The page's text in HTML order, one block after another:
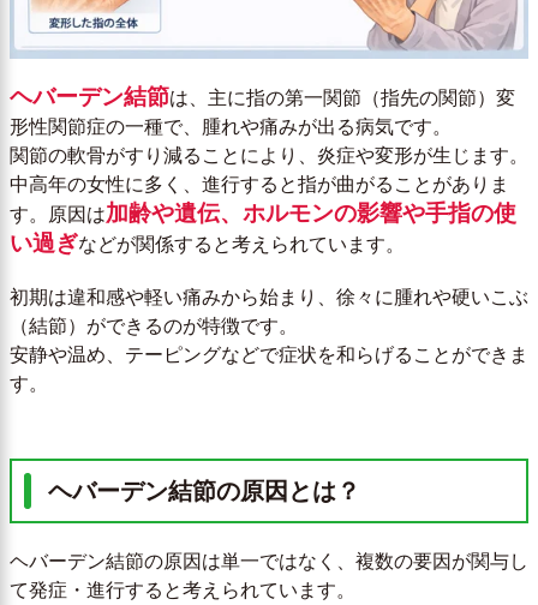
ヘバーデン結節は、主に指の第一関節（指先の関節）変
形性関節症の一種で、腫れや痛みが出る病気です。
関節の軟骨がすり減ることにより、炎症や変形が生じます。
中高年の女性に多く、進行すると指が曲がることがありま
す。原因は加齢や遺伝、ホルモンの影響や手指の使
い過ぎなどが関係すると考えられています。
初期は違和感や軽い痛みから始まり、徐々に腫れや硬いこぶ
（結節）ができるのが特徴です。
安静や温め、テーピングなどで症状を和らげることができま
す。
ヘバーデン結節の原因とは？
ヘバーデン結節の原因は単一ではなく、複数の要因が関与し
て発症・進行すると考えられています。